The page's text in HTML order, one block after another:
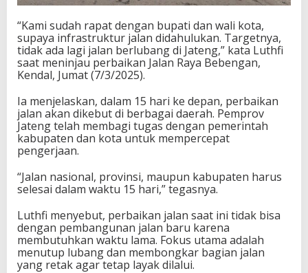
“Kami sudah rapat dengan bupati dan wali kota,
supaya infrastruktur jalan didahulukan. Targetnya,
tidak ada lagi jalan berlubang di Jateng,” kata Luthfi
saat meninjau perbaikan Jalan Raya Bebengan,
Kendal, Jumat (7/3/2025).
Ia menjelaskan, dalam 15 hari ke depan, perbaikan
jalan akan dikebut di berbagai daerah. Pemprov
Jateng telah membagi tugas dengan pemerintah
kabupaten dan kota untuk mempercepat
pengerjaan.
“Jalan nasional, provinsi, maupun kabupaten harus
selesai dalam waktu 15 hari,” tegasnya.
Luthfi menyebut, perbaikan jalan saat ini tidak bisa
dengan pembangunan jalan baru karena
membutuhkan waktu lama. Fokus utama adalah
menutup lubang dan membongkar bagian jalan
yang retak agar tetap layak dilalui.